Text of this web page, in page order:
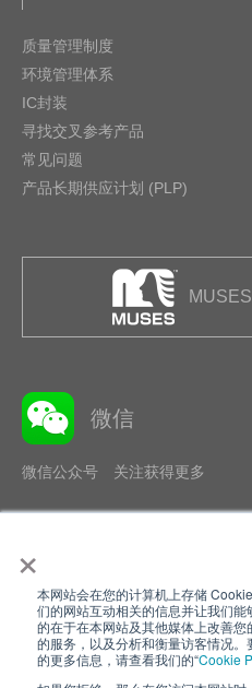
×
本网站会在您的计算机上存储
们的网站互动相关的信息并让我们
的在于在本网站及其他媒体上改善
的服务，以及分析和衡量访客情况
的更多信息，请查看我们的“Cookie
质量管理制度
环境管理体系
IC封装
寻找交叉参考产品
常见问题
产品长期供应计划 (PLP)
微信
微信公众号 关注获得更多
隐私政策
Cookie Policy